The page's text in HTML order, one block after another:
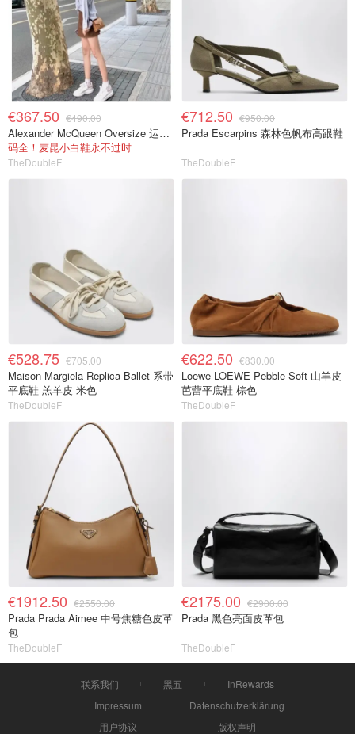
€367.50 €490.00
Alexander McQueen Oversize 运动鞋 白色
码全！麦昆小白鞋永不过时
TheDoubleF
€712.50 €950.00
Prada Escarpins 森林色帆布高跟鞋
TheDoubleF
€528.75 €705.00
Maison Margiela Replica Ballet 系带
平底鞋 羔羊皮 米色
TheDoubleF
€622.50 €830.00
Loewe LOEWE Pebble Soft 山羊皮
芭蕾平底鞋 棕色
TheDoubleF
€1912.50 €2550.00
Prada Prada Aimee 中号焦糖色皮革
包
TheDoubleF
€2175.00 €2900.00
Prada 黑色亮面皮革包
TheDoubleF
联系我们 黑五
InRewards
Impressum
Datenschutzerklärung
用户协议
版权声明